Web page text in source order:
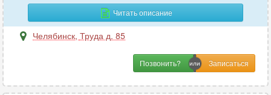
Читать описание
Челябинск, Труда д. 85
Позвонить?